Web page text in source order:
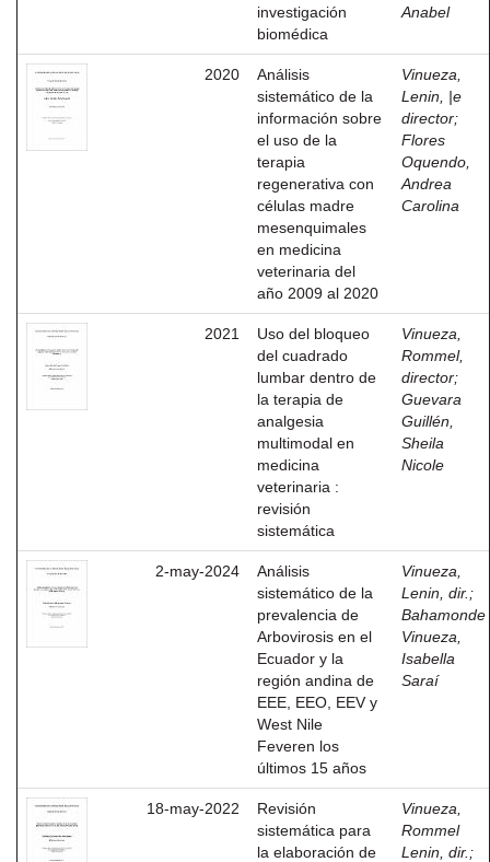
investigación
biomédica
Anabel
2020
Análisis
sistemático de la
información sobre
el uso de la
terapia
regenerativa con
células madre
mesenquimales
en medicina
veterinaria del
año 2009 al 2020
Vinueza,
Lenin, |e
director;
Flores
Oquendo,
Andrea
Carolina
2021
Uso del bloqueo
del cuadrado
lumbar dentro de
la terapia de
analgesia
multimodal en
medicina
veterinaria :
revisión
sistemática
Vinueza,
Rommel,
director;
Guevara
Guillén,
Sheila
Nicole
2-may-2024
Análisis
sistemático de la
prevalencia de
Arbovirosis en el
Ecuador y la
región andina de
EEE, EEO, EEV y
West Nile
Feveren los
últimos 15 años
Vinueza,
Lenin, dir. ;
Bahamonde
Vinueza,
Isabella
Saraí
18-may-2022
Revisión
sistemática para
la elaboración de
Vinueza,
Rommel
Lenin, dir. ;